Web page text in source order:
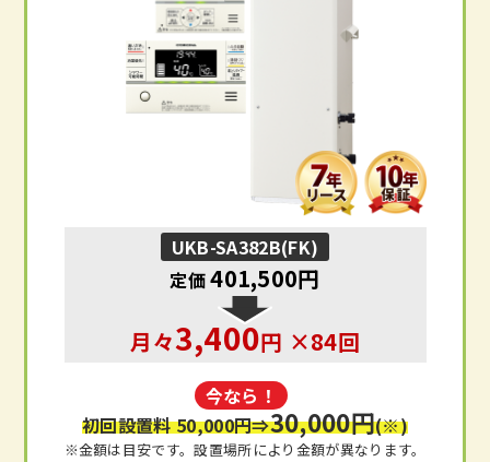
UKB-SA382B(FK)
定価401,500円
月々3,400円 ×84回
今なら！
初回設置料 50,000円⇒30,000円(※)
※金額は目安です。設置場所により金額が異なります。